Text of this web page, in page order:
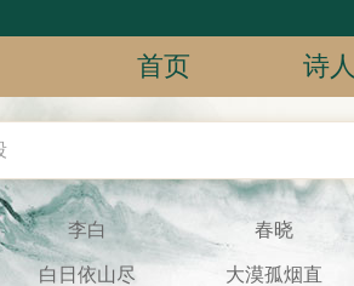
首页 诗人
李白 春晓
白日依山尽 大漠孤烟直